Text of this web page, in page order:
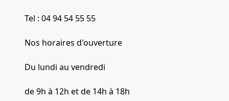
Tel : 04 94 54 55 55
Nos horaires d'ouverture
Du lundi au vendredi
de 9h à 12h et de 14h à 18h